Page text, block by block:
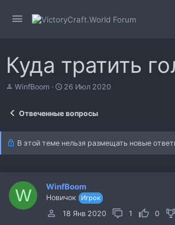
Куда тратить
А
е
м
WinfBoom
Д
а
ч
а
26 Июл 2020
Отвеченные вопросы
В этой теме нельзя размещать новые
W WinfBoom
Новичок Игрок
18 Янв 2020 1 0